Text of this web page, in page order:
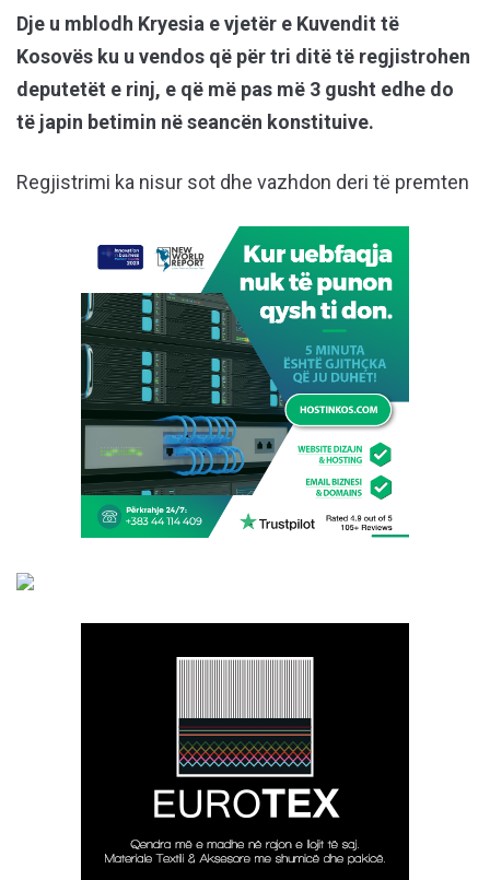
Dje u mblodh Kryesia e vjetër e Kuvendit të
Kosovës ku u vendos që për tri ditë të regjistrohen
deputetët e rinj, e që më pas më 3 gusht edhe do
të japin betimin në seancën konstituive.
Regjistrimi ka nisur sot dhe vazhdon deri të premten